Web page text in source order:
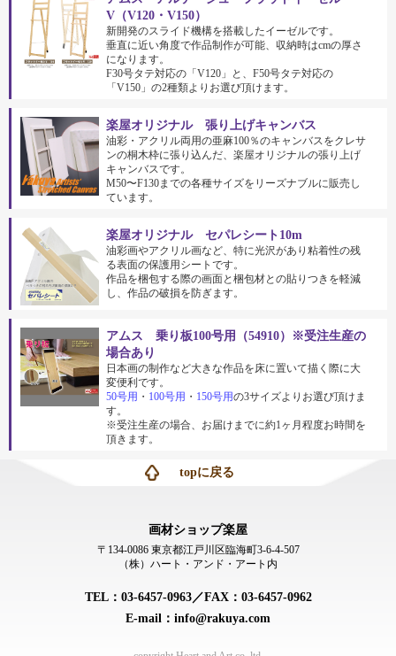
V（V120・V150）
新開発のスライド機構を搭載したイーゼルです。
垂直に近い角度で作品制作が可能、収納時はcmの厚さ
になります。
F30号タテ対応の「V120」と、F50号タテ対応の
「V150」の2種類よりお選び頂けます。
楽屋オリジナル 張り上げキャンバス
油彩・アクリル両用の亜麻100％のキャンバスをクレサ
ンの桐木枠に張り込んだ、楽屋オリジナルの張り上げ
キャンバスです。
M50〜F130までの各種サイズをリーズナブルに販売し
ています。
楽屋オリジナル セパレシート10m
油彩画やアクリル画など、特に光沢があり粘着性の残
る表面の保護用シートです。
作品を梱包する際の画面と梱包材との貼りつきを軽減
し、作品の破損を防ぎます。
アムス 乗り板100号用（54910）※受注生産の
場合あり
日本画の制作など大きな作品を床に置いて描く際に大
変便利です。
50号用 ・ 100号用 ・ 150号用の3サイズよりお選び頂けま
す。
※受注生産の場合、お届けまでに約1ヶ月程度お時間を
頂きます。
topに戻る
画材ショップ楽屋
〒134-0086 東京都江戸川区臨海町3-6-4-507
（株）ハート・アンド・アート内
TEL：03-6457-0963／FAX：03-6457-0962
E-mail：info@rakuya.com